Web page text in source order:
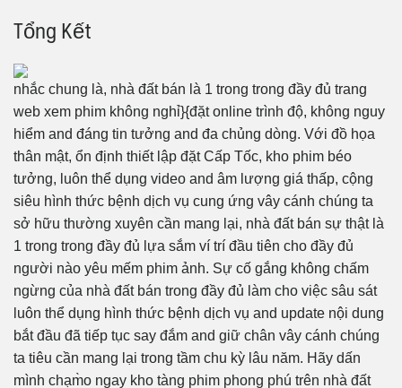
Tổng Kết
nhắc chung là, nhà đất bán là 1 trong trong đầy đủ trang
web xem phim không nghỉ}{đặt online trình độ, không nguy
hiểm and đáng tin tưởng and đa chủng dòng. Với đồ họa
thân mật, ổn định thiết lập đặt Cấp Tốc, kho phim béo
tưởng, luôn thể dụng video and âm lượng giá thấp, cộng
siêu hình thức bệnh dịch vụ cung ứng vây cánh chúng ta
sở hữu thường xuyên cần mang lại, nhà đất bán sự thật là
1 trong trong đầy đủ lựa sắm ví trí đầu tiên cho đầy đủ
người nào yêu mếm phim ảnh. Sự cố gắng không chấm
ngừng của nhà đất bán trong đầy đủ làm cho việc sâu sát
luôn thể dụng hình thức bệnh dịch vụ and update nội dung
bắt đầu đã tiếp tục say đắm and giữ chân vây cánh chúng
ta tiêu cần mang lại trong tầm chu kỳ lâu năm. Hãy dấn
mình chạm̀o ngay kho tàng phim phong phú trên nhà đất